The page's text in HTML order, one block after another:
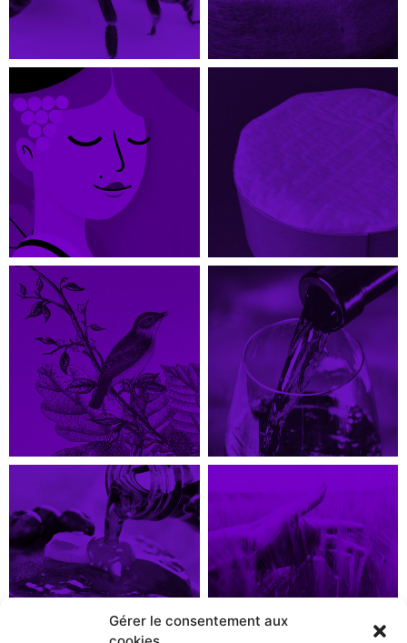
Gérer le consentement aux